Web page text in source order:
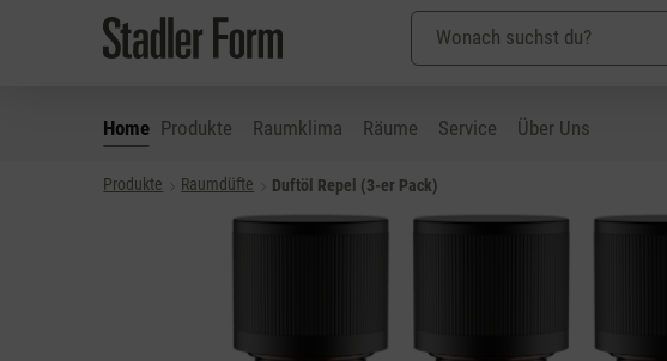
Hauptinhalt springen
Zur Suche springen
Zur Hauptnavigation springen
Home Produkte Raumklima Räume Service Über Uns
Produkte Raumdüfte Duftöl Repel (3-er Pack)
Bildergalerie überspringen